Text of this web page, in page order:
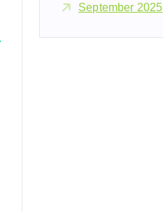
September 2025